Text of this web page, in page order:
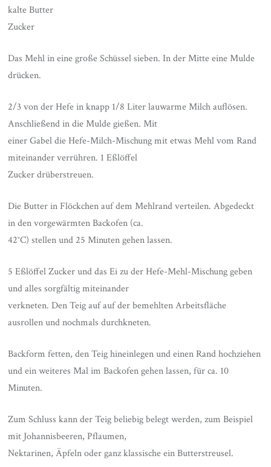
kalte Butter
Zucker
Das Mehl in eine große Schüssel sieben. In der Mitte eine Mulde
drücken.
2/3 von der Hefe in knapp 1/8 Liter lauwarme Milch auflösen.
Anschließend in die Mulde gießen. Mit
einer Gabel die Hefe-Milch-Mischung mit etwas Mehl vom Rand
miteinander verrühren. 1 Eßlöffel
Zucker drüberstreuen.
Die Butter in Flöckchen auf dem Mehlrand verteilen. Abgedeckt
in den vorgewärmten Backofen (ca.
42°C) stellen und 25 Minuten gehen lassen.
5 Eßlöffel Zucker und das Ei zu der Hefe-Mehl-Mischung geben
und alles sorgfältig miteinander
verkneten. Den Teig auf auf der bemehlten Arbeitsfläche
ausrollen und nochmals durchkneten.
Backform fetten, den Teig hineinlegen und einen Rand hochziehen
und ein weiteres Mal im Backofen gehen lassen, für ca. 10
Minuten.
Zum Schluss kann der Teig beliebig belegt werden, zum Beispiel
mit Johannisbeeren, Pflaumen,
Nektarinen, Äpfeln oder ganz klassische ein Butterstreusel.